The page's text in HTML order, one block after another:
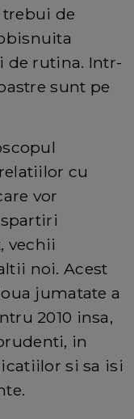
de
de rutina. Intr-
sunt pe
cu
vor
vechii
noi. Acest
jumatate a
2010 insa,
in
si sa isi